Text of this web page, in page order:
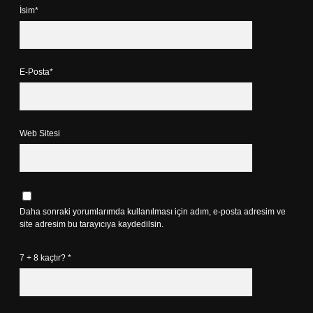
İsim*
E-Posta*
Web Sitesi
Daha sonraki yorumlarımda kullanılması için adım, e-posta adresim ve
site adresim bu tarayıcıya kaydedilsin.
7 + 8 kaçtır? *